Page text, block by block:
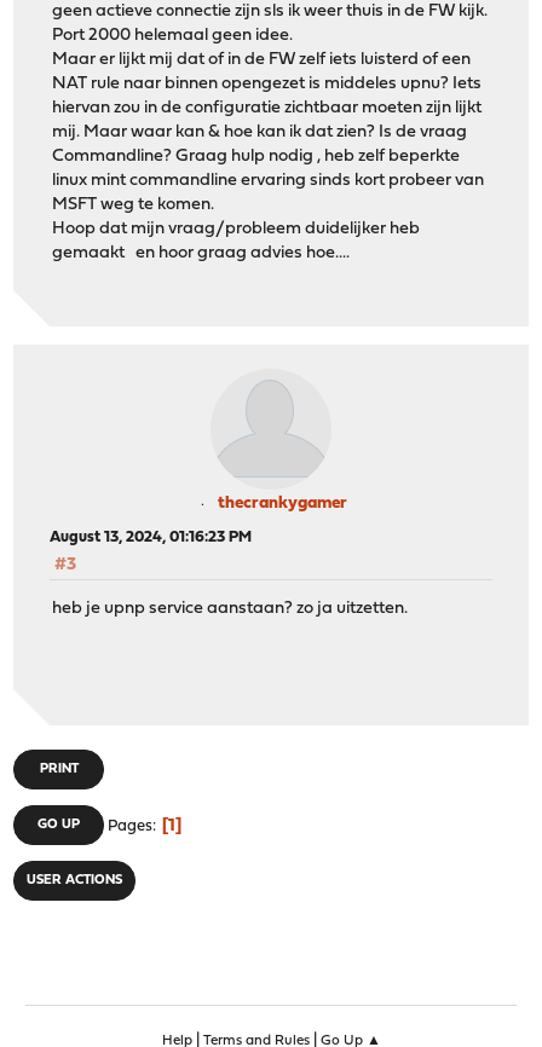
geen actieve connectie zijn sls ik weer thuis in de FW kijk.
Port 2000 helemaal geen idee.
Maar er lijkt mij dat of in de FW zelf iets luisterd of een
NAT rule naar binnen opengezet is middeles upnu? Iets
hiervan zou in de configuratie zichtbaar moeten zijn lijkt
mij. Maar waar kan & hoe kan ik dat zien? Is de vraag
Commandline? Graag hulp nodig , heb zelf beperkte
linux mint commandline ervaring sinds kort probeer van
MSFT weg te komen.
Hoop dat mijn vraag/probleem duidelijker heb
gemaakt en hoor graag advies hoe....
thecrankygamer
August 13, 2024, 01:16:23 PM
#3
heb je upnp service aanstaan? zo ja uitzetten.
PRINT
GO UP Pages 1
USER ACTIONS
Help| Terms and Rules| Go Up ▲